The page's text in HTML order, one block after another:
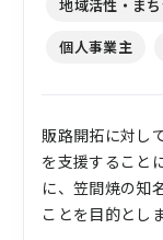
地域活性・ま
個人事業主
販路開拓に対し
を支援すること
に、笠間焼の知
ことを目的としま